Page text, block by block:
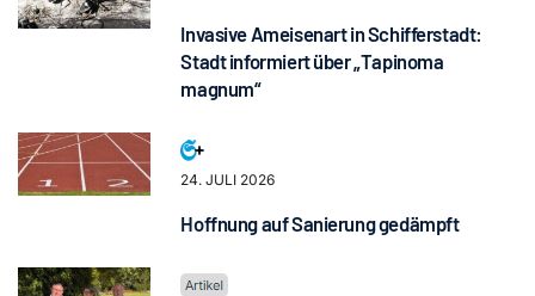
Invasive Ameisenart in Schifferstadt:
Stadt informiert über „Tapinoma
magnum“
24. JULI 2026
Hoffnung auf Sanierung gedämpft